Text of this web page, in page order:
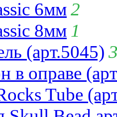
6мм2
8мм 1
(арт.5045)
в оправе
Tube